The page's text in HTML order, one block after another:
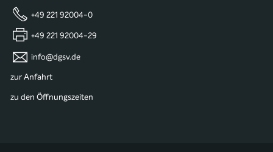
+49 221 92004-0
+49 221 92004-29
info@dgsv.de
zur Anfahrt
zu den Öffnungszeiten